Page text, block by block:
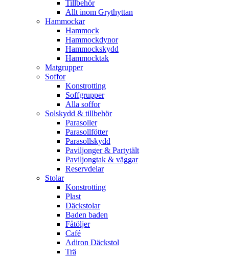
Tillbehör
Allt inom Grythyttan
Hammockar
Hammock
Hammockdynor
Hammockskydd
Hammocktak
Matgrupper
Soffor
Konstrotting
Soffgrupper
Alla soffor
Solskydd & tillbehör
Parasoller
Parasollfötter
Parasollskydd
Paviljonger & Partytält
Paviljongtak & väggar
Reservdelar
Stolar
Konstrotting
Plast
Däckstolar
Baden baden
Fåtöljer
Café
Adiron Däckstol
Trä